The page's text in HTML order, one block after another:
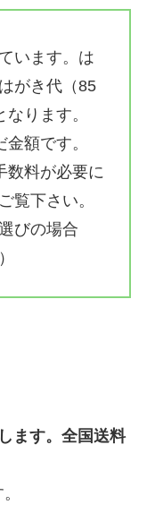
います。は
がき代（85
ります。
額です。
数料が必要に
覧下さい。
びの場合
ます。全国送料